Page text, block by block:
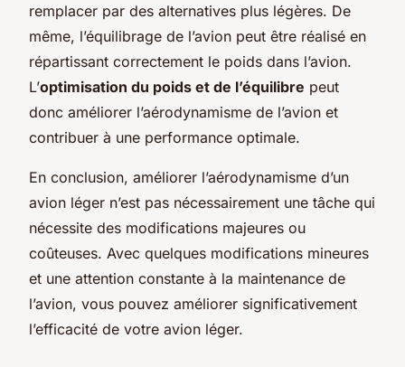
remplacer par des alternatives plus légères. De
même, l’équilibrage de l’avion peut être réalisé en
répartissant correctement le poids dans l’avion.
L’optimisation du poids et de l’équilibre peut
donc améliorer l’aérodynamisme de l’avion et
contribuer à une performance optimale.
En conclusion, améliorer l’aérodynamisme d’un
avion léger n’est pas nécessairement une tâche qui
nécessite des modifications majeures ou
coûteuses. Avec quelques modifications mineures
et une attention constante à la maintenance de
l’avion, vous pouvez améliorer significativement
l’efficacité de votre avion léger.